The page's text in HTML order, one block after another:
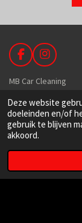
Deze website
doeleinden en/of
gebruik te blijven
akkoord.
F
a
c
b
o
o
k
I
n
s
a
g
r
MB Car Cleaning
De Hoek 89
1601 MR Enkhuizen